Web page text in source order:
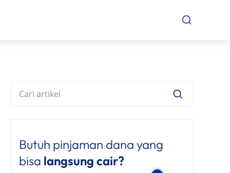
Butuh pinjaman dana yang
bisa langsung cair?